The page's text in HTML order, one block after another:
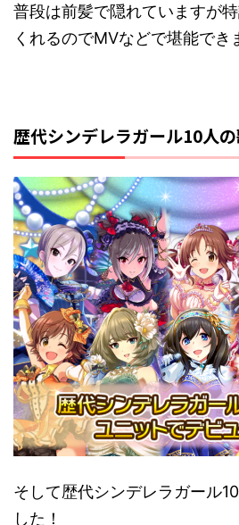
普段は前髪で隠れていますが
くれるのでMVなどで堪能でき
歴代シンデレラガール10人
そして歴代シンデレラガール
した！